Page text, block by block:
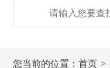
您当前的位置：首页